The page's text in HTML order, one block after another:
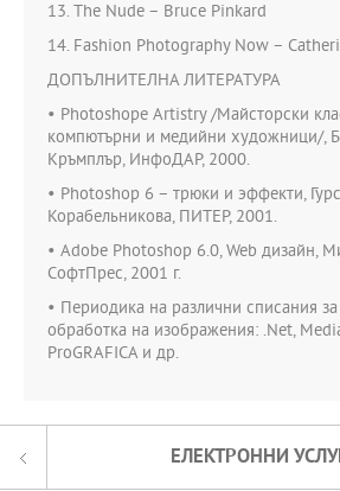
13. The Nude – Bruce Pinkard
14. Fashion Photography Now –
ДОПЪЛНИТЕЛНА ЛИТЕРАТУРА
• Photoshope Artistry /Майсторски
компютърни и медийни художници/,
Кръмплър, ИнфоДАР, 2000.
• Photoshop 6 – трюки и эффекти,
Корабельникова, ПИТЕР, 2001.
• Adobe Photoshop 6.0, Web дизайн,
СофтПрес, 2001 г.
• Периодика на различни списания
обработка на изображения: .Net,
ProGRAFICA и др.
ЕЛЕКТРОННИ